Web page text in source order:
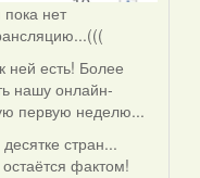
нет
ней есть! Более
нашу онлайн-
первую неделю...
стран...
фактом!